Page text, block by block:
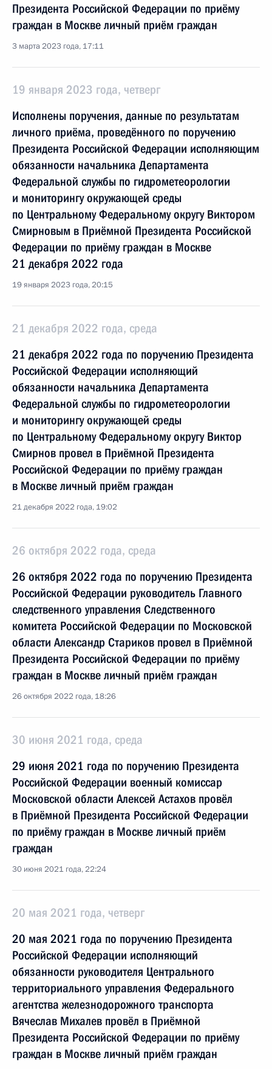
Президента Российской Федерации по приёму
граждан в Москве личный приём граждан
3 марта 2023 года, 17:11
19 января 2023 года, четверг
Исполнены поручения, данные по результатам
личного приёма, проведённого по поручению
Президента Российской Федерации исполняющим
обязанности начальника Департамента
Федеральной службы по гидрометеорологии
и мониторингу окружающей среды
по Центральному Федеральному округу Виктором
Смирновым в Приёмной Президента Российской
Федерации по приёму граждан в Москве
21 декабря 2022 года
19 января 2023 года, 20:15
21 декабря 2022 года, среда
21 декабря 2022 года по поручению Президента
Российской Федерации исполняющий
обязанности начальника Департамента
Федеральной службы по гидрометеорологии
и мониторингу окружающей среды
по Центральному Федеральному округу Виктор
Смирнов провел в Приёмной Президента
Российской Федерации по приёму граждан
в Москве личный приём граждан
21 декабря 2022 года, 19:02
26 октября 2022 года, среда
26 октября 2022 года по поручению Президента
Российской Федерации руководитель Главного
следственного управления Следственного
комитета Российской Федерации по Московской
области Александр Стариков провел в Приёмной
Президента Российской Федерации по приёму
граждан в Москве личный приём граждан
26 октября 2022 года, 18:26
30 июня 2021 года, среда
29 июня 2021 года по поручению Президента
Российской Федерации военный комиссар
Московской области Алексей Астахов провёл
в Приёмной Президента Российской Федерации
по приёму граждан в Москве личный приём
граждан
30 июня 2021 года, 22:24
20 мая 2021 года, четверг
20 мая 2021 года по поручению Президента
Российской Федерации исполняющий
обязанности руководителя Центрального
территориального управления Федерального
агентства железнодорожного транспорта
Вячеслав Михалев провёл в Приёмной
Президента Российской Федерации по приёму
граждан в Москве личный приём граждан